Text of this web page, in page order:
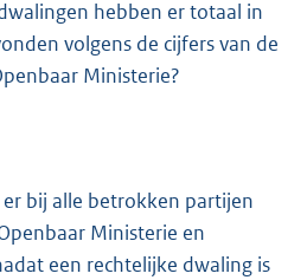
hebben er totaal in
volgens de cijfers van de
Ministerie?
bij alle betrokken partijen
Ministerie en
een rechtelijke dwaling is